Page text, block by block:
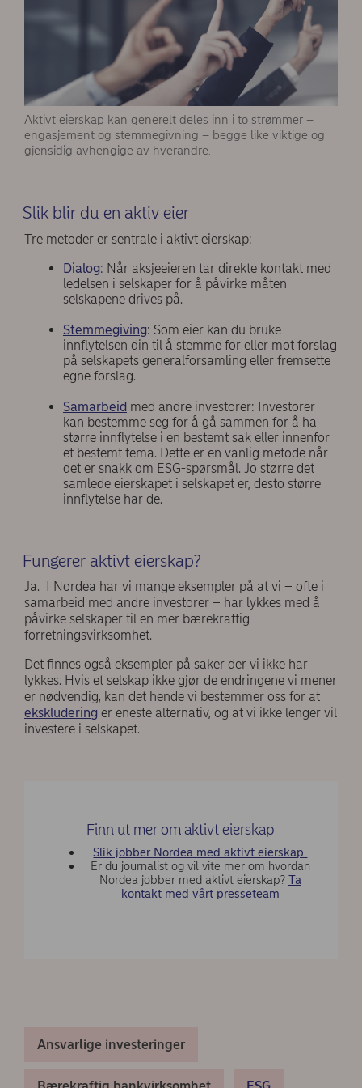
Aktivt eierskap kan generelt deles inn i to strømmer –
engasjement og stemmegivning – begge like viktige og
gjensidig avhengige av hverandre.
Slik blir du en aktiv eier
Tre metoder er sentrale i aktivt eierskap:
Dialog: Når aksjeeieren tar direkte kontakt med
ledelsen i selskaper for å påvirke måten
selskapene drives på.
Stemmegiving: Som eier kan du bruke
innflytelsen din til å stemme for eller mot forslag
på selskapets generalforsamling eller fremsette
egne forslag.
Samarbeid med andre investorer: Investorer
kan bestemme seg for å gå sammen for å ha
større innflytelse i en bestemt sak eller innenfor
et bestemt tema. Dette er en vanlig metode når
det er snakk om ESG-spørsmål. Jo større det
samlede eierskapet i selskapet er, desto større
innflytelse har de.
Fungerer aktivt eierskap?
Ja. I Nordea har vi mange eksempler på at vi – ofte i
samarbeid med andre investorer – har lykkes med å
påvirke selskaper til en mer bærekraftig
forretningsvirksomhet.
Det finnes også eksempler på saker der vi ikke har
lykkes. Hvis et selskap ikke gjør de endringene vi mener
er nødvendig, kan det hende vi bestemmer oss for at
ekskludering er eneste alternativ, og at vi ikke lenger vil
investere i selskapet.
Finn ut mer om aktivt eierskap
Slik jobber Nordea med aktivt eierskap
Er du journalist og vil vite mer om hvordan
Nordea jobber med aktivt eierskap? Ta
kontakt med vårt presseteam
Ansvarlige investeringer